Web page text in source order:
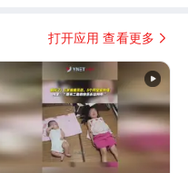
打开应用 查看更多